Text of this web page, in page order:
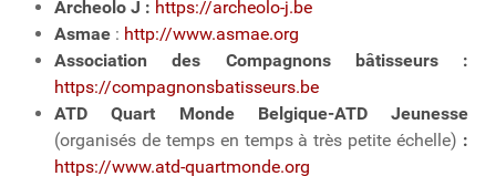
Archeolo J : https://archeolo-j.be
Asmae : http://www.asmae.org
Association des Compagnons bâtisseurs:
https://compagnonsbatisseurs.be
ATD Quart Monde Belgique-ATD Jeunesse
(organisés de temps en temps à très petite échelle) :
https://www.atd-quartmonde.org